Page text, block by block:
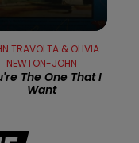
TRAVOLTA & OLIVIA
NEWTON-JOHN
The One That I
Want